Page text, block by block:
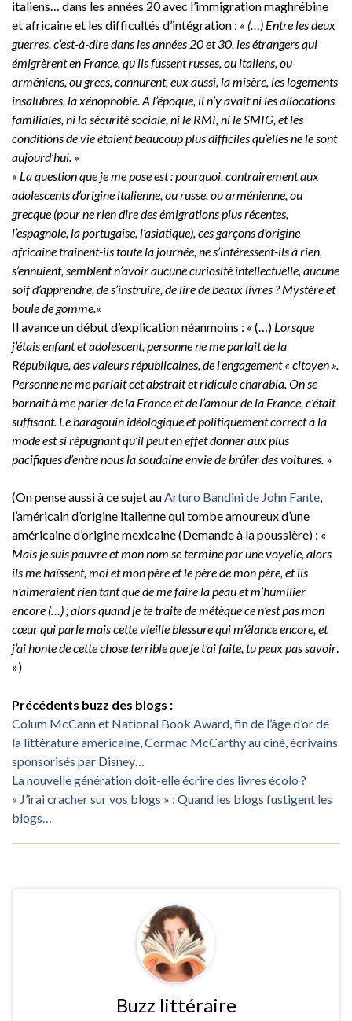
italiens… dans les années 20 avec l’immigration maghrébine
et africaine et les difficultés d’intégration : « (…) Entre les deux
guerres, c’est-à-dire dans les années 20 et 30, les étrangers qui
émigrèrent en France, qu’ils fussent russes, ou italiens, ou
arméniens, ou grecs, connurent, eux aussi, la misère, les logements
insalubres, la xénophobie. A l’époque, il n’y avait ni les allocations
familiales, ni la sécurité sociale, ni le RMI, ni le SMIG, et les
conditions de vie étaient beaucoup plus difficiles qu’elles ne le sont
aujourd’hui. »
« La question que je me pose est : pourquoi, contrairement aux
adolescents d’origine italienne, ou russe, ou arménienne, ou
grecque (pour ne rien dire des émigrations plus récentes,
l’espagnole, la portugaise, l’asiatique), ces garçons d’origine
africaine traînent-ils toute la journée, ne s’intéressent-ils à rien,
s’ennuient, semblent n’avoir aucune curiosité intellectuelle, aucune
soif d’apprendre, de s’instruire, de lire de beaux livres ? Mystère et
boule de gomme. «
Il avance un début d’explication néanmoins : « (…) Lorsque
j’étais enfant et adolescent, personne ne me parlait de la
République, des valeurs républicaines, de l’engagement « citoyen ».
Personne ne me parlait cet abstrait et ridicule charabia. On se
bornait à me parler de la France et de l’amour de la France, c’était
suffisant. Le baragouin idéologique et politiquement correct à la
mode est si répugnant qu’il peut en effet donner aux plus
pacifiques d’entre nous la soudaine envie de brûler des voitures. »
(On pense aussi à ce sujet au Arturo Bandini de John Fante
l’américain d’origine italienne qui tombe amoureux d’une
américaine d’origine mexicaine (Demande à la poussière) : «
Mais je suis pauvre et mon nom se termine par une voyelle, alors
ils me haïssent, moi et mon père et le père de mon père, et ils
n’aimeraient rien tant que de me faire la peau et m’humilier
encore (…) ; alors quand je te traite de métèque ce n’est pas mon
cœur qui parle mais cette vieille blessure qui m’élance encore, et
j’ai honte de cette chose terrible que je t’ai faite, tu peux pas savoir
»)
Précédents buzz des blogs :
Colum McCann et National Book Award, fin de l’âge d’or de
la littérature américaine, Cormac McCarthy au ciné, écrivains
sponsorisés par Disney…
La nouvelle génération doit-elle écrire des livres écolo ?
« J’irai cracher sur vos blogs » : Quand les blogs fustigent les
blogs…
Buzz littéraire